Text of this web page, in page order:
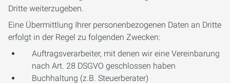
Dritte weiterzugeben.
Eine Übermittlung Ihrer personenbezogenen Daten an Dritte
erfolgt in der Regel zu folgenden Zwecken:
Auftragsverarbeiter, mit denen wir eine Vereinbarung
nach Art. 28 DSGVO geschlossen haben
Buchhaltung (z.B. Steuerberater)